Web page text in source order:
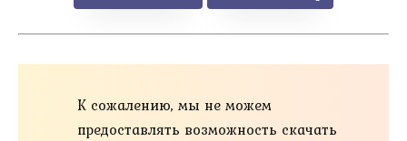
К сожалению, мы не можем
предоставлять возможность скачать